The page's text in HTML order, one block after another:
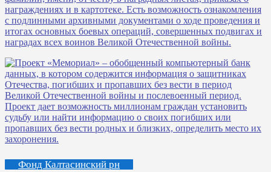
Фонд Калтасинский рн